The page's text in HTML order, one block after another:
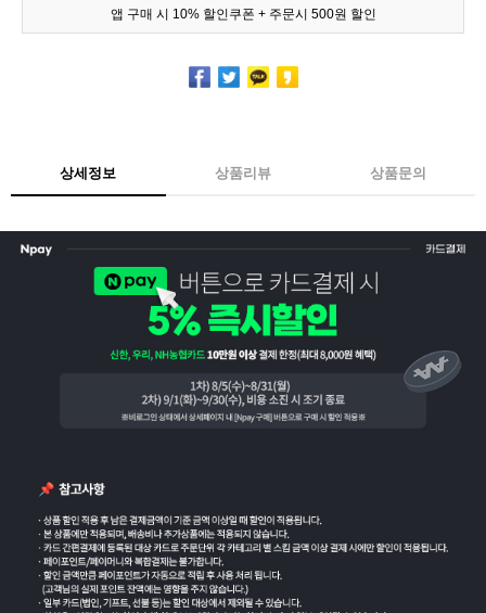
앱 구매 시 10% 할인쿠폰 + 주문시 500원 할인
상세정보 상품리뷰 상품문의